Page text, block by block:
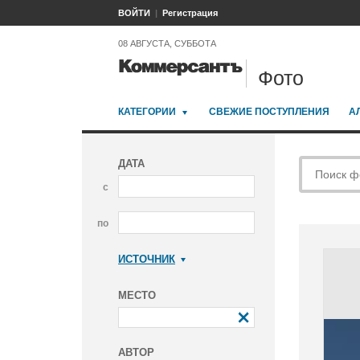
ВОЙТИ Регистрация
08 АВГУСТА, СУББОТА
Фото
КАТЕГОРИИ СВЕЖИЕ ПОСТУПЛЕНИЯ
ДАТА
с
по
ИСТОЧНИК
МЕСТО
АВТОР